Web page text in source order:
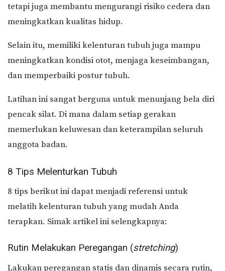
tetapi juga membantu mengurangi risiko cedera dan
meningkatkan kualitas hidup.
Selain itu, memiliki kelenturan tubuh juga mampu
meningkatkan kondisi otot, menjaga keseimbangan,
dan memperbaiki postur tubuh.
Latihan ini sangat berguna untuk menunjang bela diri
pencak silat. Di mana dalam setiap gerakan
memerlukan keluwesan dan keterampilan seluruh
anggota badan.
8 Tips Melenturkan Tubuh
8 tips berikut ini dapat menjadi referensi untuk
melatih kelenturan tubuh yang mudah Anda
terapkan. Simak artikel ini selengkapnya:
Rutin Melakukan Peregangan (stretching)
Lakukan peregangan statis dan dinamis secara rutin,